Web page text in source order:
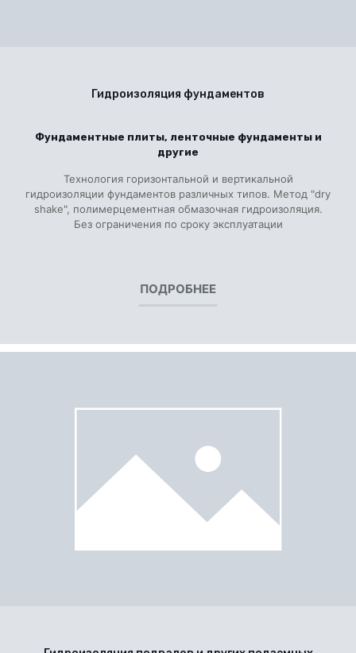
Гидроизоляция фундаментов
Фундаментные плиты, ленточные фундаменты и
другие
Технология горизонтальной и вертикальной
гидроизоляции фундаментов различных типов. Метод "dry
shake", полимерцементная обмазочная гидроизоляция.
Без ограничения по сроку эксплуатации
ПОДРОБНЕЕ